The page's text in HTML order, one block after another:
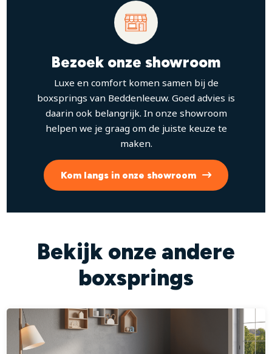
Bezoek onze showroom
Luxe en comfort komen samen bij de
boxsprings van Beddenleeuw. Goed advies is
daarin ook belangrijk. In onze showroom
helpen we je graag om de juiste keuze te
maken.
Kom langs in onze showroom
Bekijk onze andere
boxsprings